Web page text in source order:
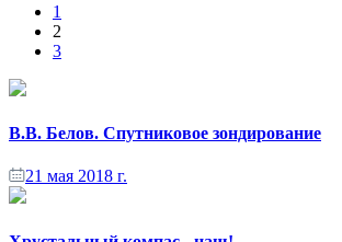
1
2
3
В.В. Белов. Спутниковое зондирование
21 мая 2018 г.